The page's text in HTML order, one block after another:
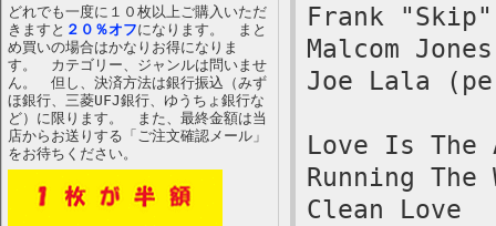
どれでも一度に１０枚以上ご購入いただ
きますと ２０％オフになります。 まと
め買いの場合はかなりお得になりま
す。 カテゴリー、ジャンルは問いませ
ん。 但し、決済方法は銀行振込（みず
ほ銀行、三菱UFJ銀行、ゆうちょ銀行な
ど）に限ります。 また、最終金額は当
店からお送りする「ご注文確認メール」
をお待ちください。
Frank
Malcom
Joe Lala
Love Is The
Running The
Clean Love